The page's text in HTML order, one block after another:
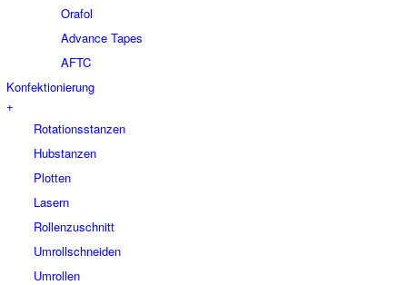
Orafol
Advance Tapes
AFTC
Konfektionierung
+
Rotationsstanzen
Hubstanzen
Plotten
Lasern
Rollenzuschnitt
Umrollschneiden
Umrollen